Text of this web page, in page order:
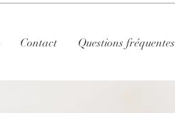
Contact Questions fréquentes